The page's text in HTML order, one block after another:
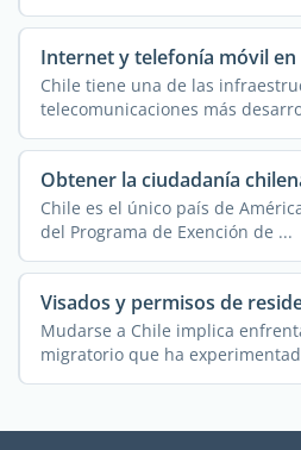
Internet y telefonía móvil en
Chile tiene una de las
telecomunicaciones más
Latina, ...
Obtener la ciudadanía
Chile es el único país de
del Programa de Exención de ...
Visados y permisos de
Mudarse a Chile implica
migratorio que ha
en los ...